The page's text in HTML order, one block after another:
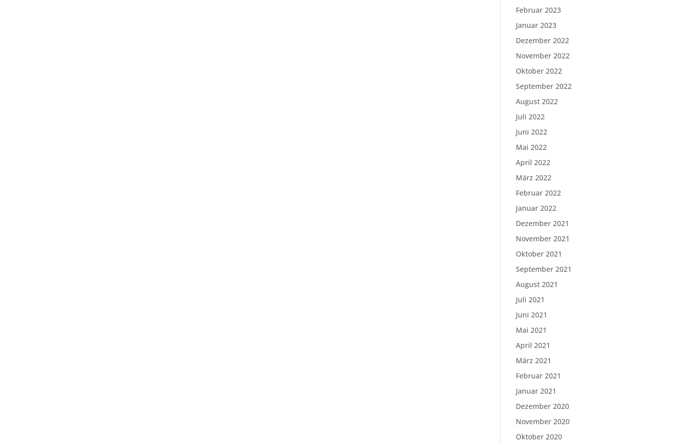
Februar 2023
Januar 2023
Dezember 2022
November 2022
Oktober 2022
September 2022
August 2022
Juli 2022
Juni 2022
Mai 2022
April 2022
März 2022
Februar 2022
Januar 2022
Dezember 2021
November 2021
Oktober 2021
September 2021
August 2021
Juli 2021
Juni 2021
Mai 2021
April 2021
März 2021
Februar 2021
Januar 2021
Dezember 2020
November 2020
Oktober 2020